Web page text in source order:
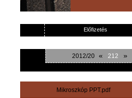
Előfizetés
2012/20 « 212 »
Mikroszkóp PPT.pdf